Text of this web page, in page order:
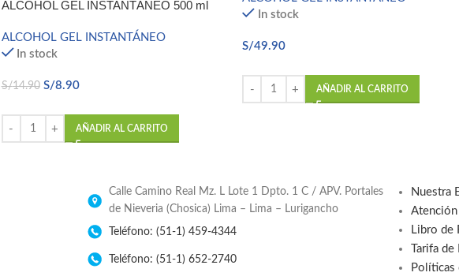
ALCOHOL GEL INSTANTÁNEO 500 ml
ALCOHOL GEL INSTANTÁNEO
In stock
S/14.90 S/8.90
AÑADIR AL CARRITO
In stock
S/49.90
AÑADIR AL CARRITO
Calle Camino Real Mz. L Lote 1 Dpto. 1 C / APV. Portales
de Nieveria (Chosica) Lima – Lima – Lurigancho
Teléfono: (51-1) 459-4344
Teléfono: (51-1) 652-2740
Nuestra
Atención
Libro de
Tarifa
Políticas